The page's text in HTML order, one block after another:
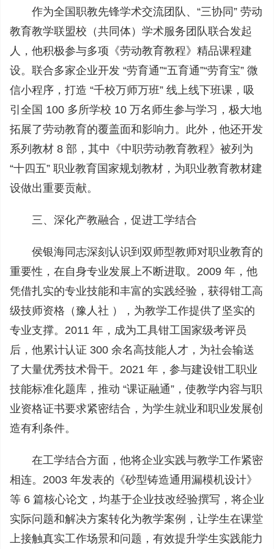
作为全国职教先锋学术交流团队、“三协同” 劳动
教育教学联盟校（共同体）学术服务团队联合发起
人，他积极参与多项《劳动教育教程》精品课程建
设。联合多家企业开发 “劳育通”“五育通”“劳育宝” 微
信小程序，打造 “千校万师万班” 线上线下班课，吸
引全国 100 多所学校 10 万名师生参与学习，极大地
拓展了劳动教育的覆盖面和影响力。此外，他还开发
系列教材 8 部，其中《中职劳动教育教程》被列为
“十四五” 职业教育国家规划教材，为职业教育教材建
设做出重要贡献。
三、深化产教融合，促进工学结合
侯银海同志深刻认识到双师型教师对职业教育的
重要性，在自身专业发展上不断进取。2009 年，他
凭借扎实的专业技能和丰富的实践经验，获得钳工高
级技师资格（豫人社 ），为教学工作提供了坚实的
专业支撑。2011 年，成为工具钳工国家级考评员
后，他累计认证 300 余名高技能人才，为社会输送
了大量优秀技术骨干。2021 年，参与建设钳工职业
技能标准化题库，推动 “课证融通”，使教学内容与职
业资格证书要求紧密结合，为学生就业和职业发展创
造有利条件。
在工学结合方面，他将企业实践与教学工作紧密
相连。2003 年发表的《砂型铸造通用漏模机设计》
等 6 篇核心论文，均基于企业技改经验撰写，将企业
实际问题和解决方案转化为教学案例，让学生在课堂
上接触真实工作场景和问题，有效提升学生实践能力